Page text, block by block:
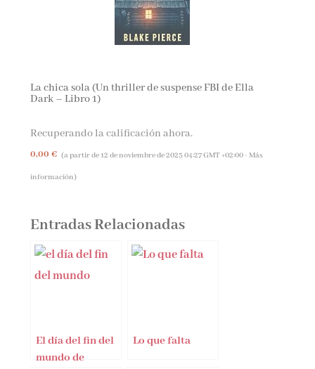
La chica sola (Un thriller de suspense FBI de Ella
Dark – Libro 1)
Recuperando la calificación ahora.
0,00 € (a partir de 12 de noviembre de 2025 04:27 GMT +02:00 -Más
información)
Entradas Relacionadas
El día del fin del
mundo de
Lo que falta